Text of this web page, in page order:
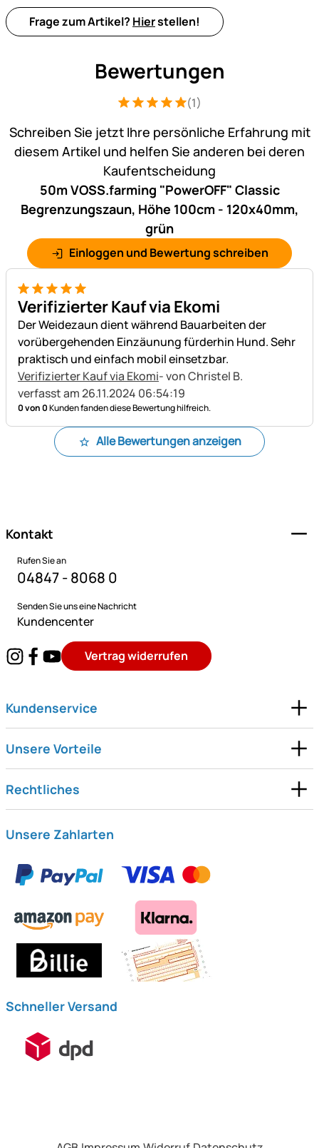
Frage zum Artikel? Hierstellen!
Bewertungen
Bewertung: 5 von 5 (1 Bewertungen)
1 Bewertung(1)
Schreiben Sie jetzt Ihre persönliche Erfahrung mit
diesem Artikel und helfen Sie anderen bei deren
Kaufentscheidung
50m VOSS.farming "PowerOFF" Classic
Begrenzungszaun, Höhe 100cm - 120x40mm,
grün
Einloggen und Bewertung schreiben
5 von 5
Verifizierter Kauf via Ekomi
Der Weidezaun dient während Bauarbeiten der
vorübergehenden Einzäunung fürderhin Hund. Sehr
praktisch und einfach mobil einsetzbar.
Verifizierter Kauf via Ekomi- von Christel B.
verfasst am 26.11.2024 06:54:19
0 von 0Kunden fanden diese Bewertung hilfreich.
Alle Bewertungen anzeigen
Kontakt
Rufen Sie an
04847 - 8068 0
Senden Sie uns eine Nachricht
Kundencenter
Vertrag widerrufen
Kundenservice
Unsere Vorteile
Rechtliches
Unsere Zahlarten
Schneller Versand